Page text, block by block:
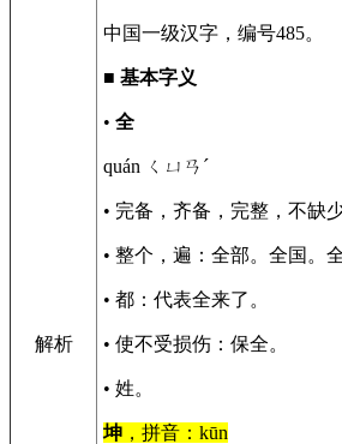
解析
中国一级汉字，编号485。
■ 基本字义
• 全
quán ㄑㄩㄢˊ
• 完备，齐备，完整，不缺
• 整个，遍：全部。全国。
• 都：代表全来了。
• 使不受损伤：保全。
• 姓。
坤 ，拼音：kūn